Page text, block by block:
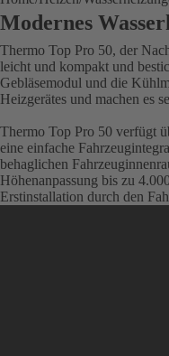
Modernes
Thermo Top Pro 50, der
leicht und kompakt und
Gebläsemodul und die
Heizgerätes und machen es
Thermo Top Pro 50 verfügt
eine einfache
behaglichen
Höhenanpassung bis zu
Erstinstallation durch den